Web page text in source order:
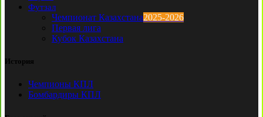
Футзал
Чемпионат Казахстана2025-2026
Первая лига
Кубок Казахстана
История
Чемпионы КПЛ
Бомбардиры КПЛ